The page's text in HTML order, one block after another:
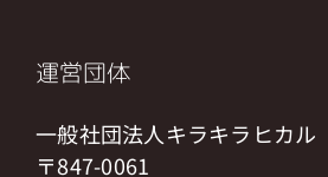
運営団体
一般社団法人キラキラヒカル
〒847-0061